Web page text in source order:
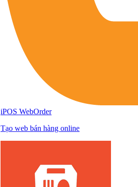
iPOS WebOrder
Tạo web bán hàng online